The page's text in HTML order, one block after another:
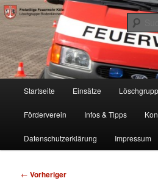
Zum
primären
Inhalt
springenFF Köln, LG RD
Freiwillige Feuerwehr Köln,
Startseite Einsätze
Förderverein Infos & Tipps
Datenschutzerklärung Impressum
Beitragsnavigation
← Vorheriger